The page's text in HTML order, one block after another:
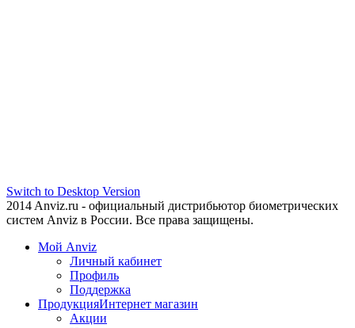
Switch to Desktop Version
2014 Anviz.ru - официальный дистрибьютор биометрических
систем Anviz в России. Все права защищены.
Мой Anviz
Личный кабинет
Профиль
Поддержка
ПродукцияИнтернет магазин
Акции